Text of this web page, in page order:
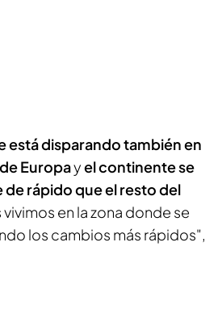
está disparando también en
Europayel continente se
de rápido que el resto del
en la zona donde se
los cambios más rápidos",